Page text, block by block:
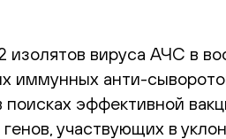
вируса АЧС в
иммунных анти-
эффективной
участвующих в